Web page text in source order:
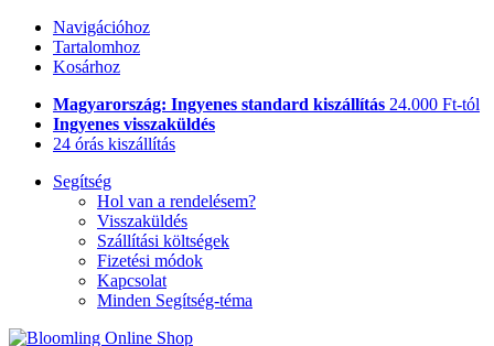
Navigációhoz
Tartalomhoz
Kosárhoz
Magyarország: Ingyenes standard kiszállítás 24.000 Ft-tól
Ingyenes visszaküldés
24 órás kiszállítás
Segítség
Hol van a rendelésem?
Visszaküldés
Szállítási költségek
Fizetési módok
Kapcsolat
Minden Segítség-téma